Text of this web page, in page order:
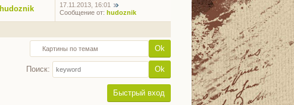
hudoznik
17.11.2013, 16:01
Сообщение от: hudoznik
Поиск: